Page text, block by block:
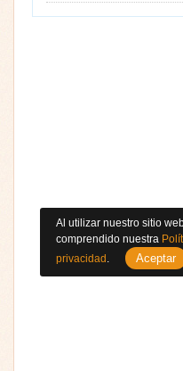
Al utilizar nuestro sitio
comprendido nuestra
privacidad
Aceptar